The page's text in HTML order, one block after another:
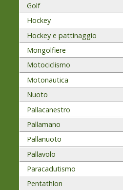
Golf
Hockey
Hockey e pattinaggio
Mongolfiere
Motociclismo
Motonautica
Nuoto
Pallacanestro
Pallamano
Pallanuoto
Pallavolo
Paracadutismo
Pentathlon